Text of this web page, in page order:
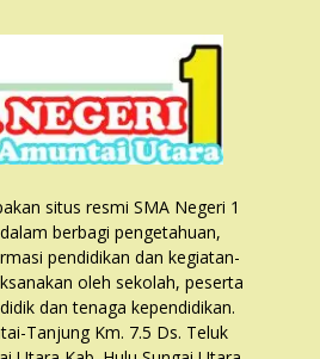
situs resmi SMA Negeri 1
berbagi pengetahuan,
pendidikan dan kegiatan-
oleh sekolah, peserta
dan tenaga kependidikan.
Tanjung Km. 7.5 Ds. Teluk